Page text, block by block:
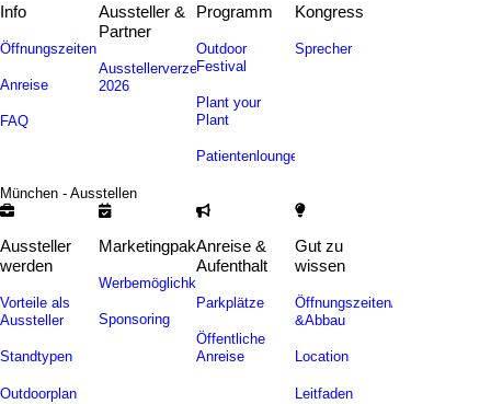
Info
Öffnungszeiten
Anreise
FAQ
Aussteller &
Partner
Ausstellerverzeichnis
2026
Programm
Outdoor
Festival
Plant your
Plant
Patientenlounge
Kongress
Sprecher
München - Ausstellen
Aussteller
werden
Vorteile als
Aussteller
Standtypen
Outdoorplan
Marketingpakete
Werbemöglichkeiten
Sponsoring
Anreise &
Aufenthalt
Parkplätze
Öffentliche
Anreise
Gut zu
wissen
Öffnungszeiten/Auf-
&Abbau
Location
Leitfaden